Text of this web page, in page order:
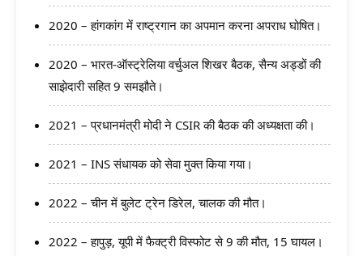
2020 – हांगकांग में राष्ट्रगान का अपमान करना अपराध घोषित।
2020 – भारत-ऑस्ट्रेलिया वर्चुअल शिखर बैठक, सैन्य अड्डों की
साझेदारी सहित 9 समझौते।
2021 – प्रधानमंत्री मोदी ने CSIR की बैठक की अध्यक्षता की।
2021 – INS संधायक को सेवा मुक्त किया गया।
2022 – चीन में बुलेट ट्रेन डिरेल, चालक की मौत।
2022 – हापुड़, यूपी में फैक्ट्री विस्फोट से 9 की मौत, 15 घायल।